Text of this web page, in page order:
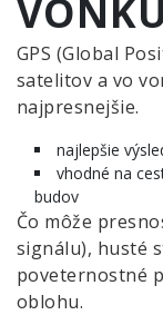
VONKU
GPS (Global
satelitov a vo
najpresnejšie.
najlepšie
vhodné na
budov
Čo môže
signálu), husté
poveternostné
oblohu.